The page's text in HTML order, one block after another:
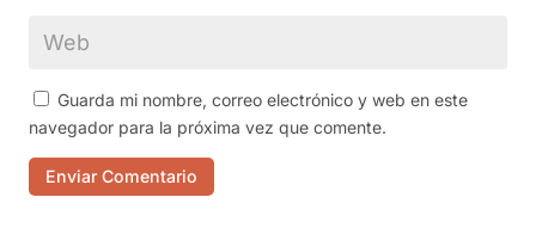
Guarda mi nombre, correo electrónico y web en este
navegador para la próxima vez que comente.
Enviar Comentario